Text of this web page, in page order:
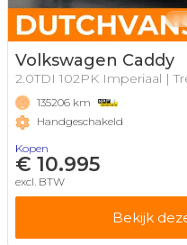
Volkswagen Caddy
2.0TDI 102PK Imperiaal |
135206 km
Handgeschakeld
Kopen
€ 10.995
excl. BTW
Bekijk